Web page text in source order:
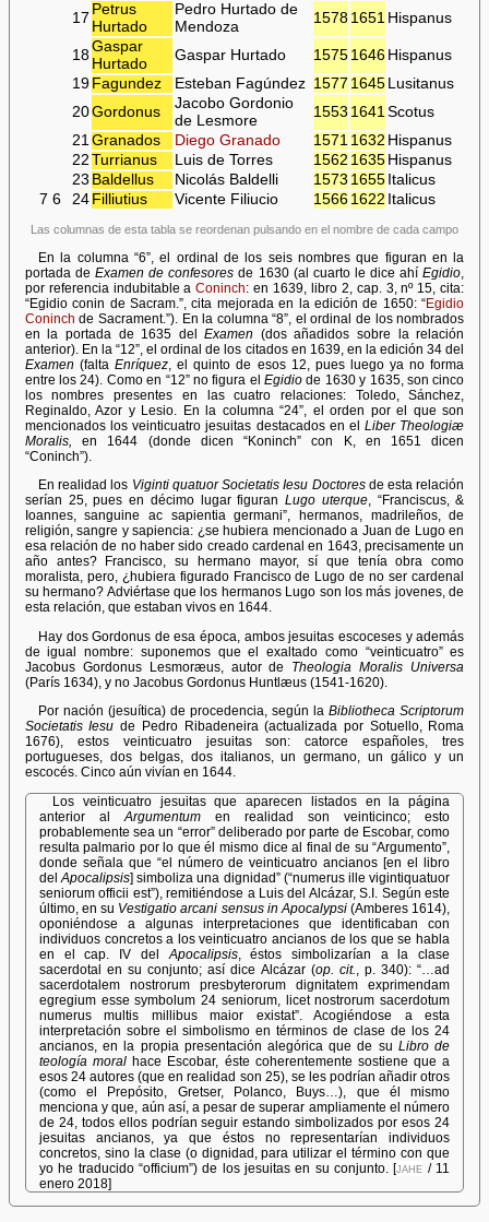
17
Petrus
Hurtado
Pedro Hurtado de
Mendoza
1578 1651 Hispanus
18
Gaspar
Hurtado
Gaspar Hurtado 1575 1646 Hispanus
19 Fagundez Esteban Fagúndez 1577 1645 Lusitanus
20Gordonus
Jacobo Gordonio
de Lesmore
1553 1641Scotus
21Granados Diego Granado 1571 1632 Hispanus
22 Turrianus Luis de Torres 1562 1635 Hispanus
23 Baldellus Nicolás Baldelli 1573 1655 Italicus
7 6 24 Filliutius Vicente Filiucio 1566 1622 Italicus
Las columnas de esta tabla se reordenan pulsando en el nombre de cada campo
En la columna “6”, el ordinal de los seis nombres que figuran en la
portada de Examen de confesores de 1630 (al cuarto le dice ahíEgidio,
por referencia indubitable aConinch: en 1639, libro 2, cap. 3, nº 15, cita:
“Egidio conin de Sacram.”, cita mejorada en la edición de 1650: “Egidio
Coninch de Sacrament.”). En la columna “8”, el ordinal de los nombrados
en la portada de 1635 delExamen (dos añadidos sobre la relación
anterior). En la “12”, el ordinal de los citados en 1639, en la edición 34 del
Examen (falta Enríquez, el quinto de esos 12, pues luego ya no forma
entre los 24). Como en “12” no figura elEgidio de 1630 y 1635, son cinco
los nombres presentes en las cuatro relaciones: Toledo, Sánchez,
Reginaldo, Azor y Lesio. En la columna “24”, el orden por el que son
mencionados los veinticuatro jesuitas destacados en elLiber Theologiæ
Moralis, en 1644 (donde dicen “Koninch” con K, en 1651 dicen
“Coninch”).
En realidad los Viginti quatuor Societatis Iesu Doctoresde esta relación
serían 25, pues en décimo lugar figuran Lugo uterque, “Franciscus, &
Ioannes, sanguine ac sapientia germani”, hermanos, madrileños, de
religión, sangre y sapiencia: ¿se hubiera mencionado a Juan de Lugo en
esa relación de no haber sido creado cardenal en 1643, precisamente un
año antes? Francisco, su hermano mayor, sí que tenía obra como
moralista, pero, ¿hubiera figurado Francisco de Lugo de no ser cardenal
su hermano? Adviértase que los hermanos Lugo son los más jovenes, de
esta relación, que estaban vivos en 1644.
Hay dos Gordonus de esa época, ambos jesuitas escoceses y además
de igual nombre: suponemos que el exaltado como “veinticuatro” es
Jacobus Gordonus Lesmoræus, autor de Theologia Moralis Universa
(París 1634), y no Jacobus Gordonus Huntlæus (1541-1620).
Por nación (jesuítica) de procedencia, según laBibliotheca Scriptorum
Societatis Iesu de Pedro Ribadeneira (actualizada por Sotuello, Roma
1676), estos veinticuatro jesuitas son: catorce españoles, tres
portugueses, dos belgas, dos italianos, un germano, un gálico y un
escocés. Cinco aún vivían en 1644.
Los veinticuatro jesuitas que aparecen listados en la página
anterior alArgumentum en realidad son veinticinco; esto
probablemente sea un “error” deliberado por parte de Escobar, como
resulta palmario por lo que él mismo dice al final de su “Argumento”,
donde señala que “el número de veinticuatro ancianos [en el libro
delApocalipsis] simboliza una dignidad” (“numerus ille vigintiquatuor
seniorum officii est”), remitiéndose a Luis del Alcázar, S.I. Según este
último, en su Vestigatio arcani sensus in Apocalypsi(Amberes 1614),
oponiéndose a algunas interpretaciones que identificaban con
individuos concretos a los veinticuatro ancianos de los que se habla
en el cap. IV delApocalipsis, éstos simbolizarían a la clase
sacerdotal en su conjunto; así dice Alcázar (op. cit., p. 340): “…ad
sacerdotalem nostrorum presbyterorum dignitatem exprimendam
egregium esse symbolum 24 seniorum, licet nostrorum sacerdotum
numerus multis millibus maior existat”. Acogiéndose a esta
interpretación sobre el simbolismo en términos de clase de los 24
ancianos, en la propia presentación alegórica que de su Libro de
teología moral hace Escobar, éste coherentemente sostiene que a
esos 24 autores (que en realidad son 25), se les podrían añadir otros
(como el Prepósito, Gretser, Polanco, Buys…), que él mismo
menciona y que, aún así, a pesar de superar ampliamente el número
de 24, todos ellos podrían seguir estando simbolizados por esos 24
jesuitas ancianos, ya que éstos no representarían individuos
concretos, sino la clase (o dignidad, para utilizar el término con que
yo he traducido “officium”) de los jesuitas en su conjunto. [jahe / 11
enero 2018]